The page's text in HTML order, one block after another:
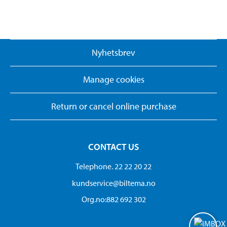
Nyhetsbrev
Manage cookies
Return or cancel online purchase
CONTACT US
Telephone. 22 22 20 22
kundservice@biltema.no
Org.no:882 692 302